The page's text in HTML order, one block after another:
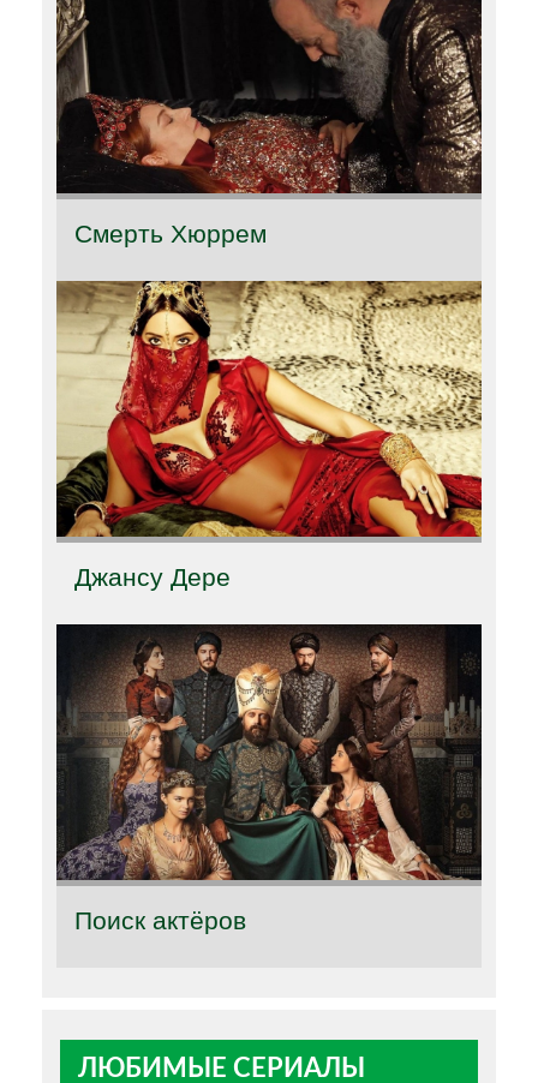
Смерть Хюррем
Джансу Дере
Поиск актёров
ЛЮБИМЫЕ СЕРИАЛЫ